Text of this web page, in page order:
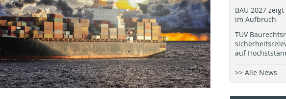
BAU 2027
im Aufbruch
TÜV
auf
>> Alle News